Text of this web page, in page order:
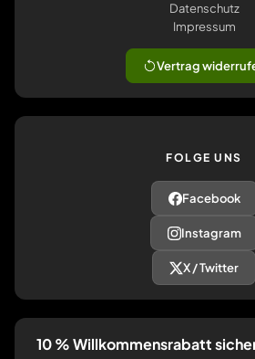
Datenschutz
Impressum
Vertrag
FOLGE UNS
Facebook
Instagram
X / Twitter
10 % Willkommensrabatt